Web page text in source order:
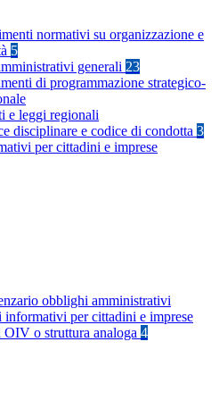
normativi su organizzazione e
5
generali 23
di programmazione strategico-
e leggi regionali
disciplinare e codice di condotta 3
per cittadini e imprese
obblighi amministrativi
informativi per cittadini e imprese
OIV o struttura analoga 4